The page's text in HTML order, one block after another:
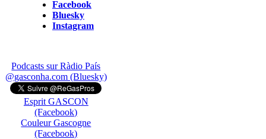
Facebook
Bluesky
Instagram
Podcasts sur Ràdio País
@gasconha.com (Bluesky)
Esprit GASCON
(Facebook)
Couleur Gascogne
(Facebook)